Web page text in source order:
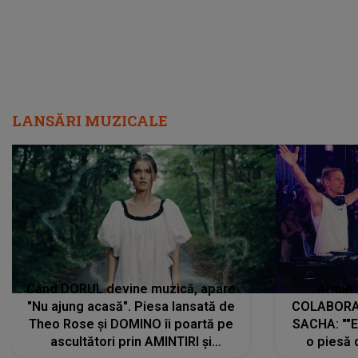
LANSĂRI MUZICALE
Când DORUL devine muzică, apare
"Nu ajung acasă". Piesa lansată de
Theo Rose și DOMINO îi poartă pe
ascultători prin AMINTIRI și
SACHA:
o piesă